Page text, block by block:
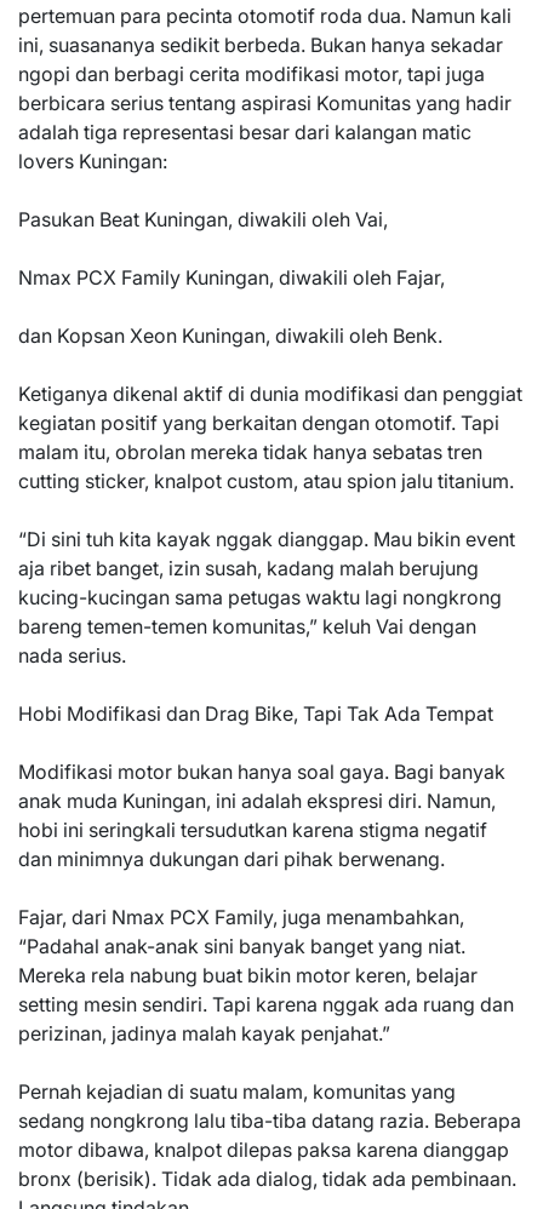
pertemuan para pecinta otomotif roda dua. Namun kali
ini, suasananya sedikit berbeda. Bukan hanya sekadar
ngopi dan berbagi cerita modifikasi motor, tapi juga
berbicara serius tentang aspirasi Komunitas yang hadir
adalah tiga representasi besar dari kalangan matic
lovers Kuningan:
Pasukan Beat Kuningan, diwakili oleh Vai,
Nmax PCX Family Kuningan, diwakili oleh Fajar,
dan Kopsan Xeon Kuningan, diwakili oleh Benk.
Ketiganya dikenal aktif di dunia modifikasi dan penggiat
kegiatan positif yang berkaitan dengan otomotif. Tapi
malam itu, obrolan mereka tidak hanya sebatas tren
cutting sticker, knalpot custom, atau spion jalu titanium.
“Di sini tuh kita kayak nggak dianggap. Mau bikin event
aja ribet banget, izin susah, kadang malah berujung
kucing-kucingan sama petugas waktu lagi nongkrong
bareng temen-temen komunitas,” keluh Vai dengan
nada serius.
Hobi Modifikasi dan Drag Bike, Tapi Tak Ada Tempat
Modifikasi motor bukan hanya soal gaya. Bagi banyak
anak muda Kuningan, ini adalah ekspresi diri. Namun,
hobi ini seringkali tersudutkan karena stigma negatif
dan minimnya dukungan dari pihak berwenang.
Fajar, dari Nmax PCX Family, juga menambahkan,
“Padahal anak-anak sini banyak banget yang niat.
Mereka rela nabung buat bikin motor keren, belajar
setting mesin sendiri. Tapi karena nggak ada ruang dan
perizinan, jadinya malah kayak penjahat.”
Pernah kejadian di suatu malam, komunitas yang
sedang nongkrong lalu tiba-tiba datang razia. Beberapa
motor dibawa, knalpot dilepas paksa karena dianggap
bronx (berisik). Tidak ada dialog, tidak ada pembinaan.